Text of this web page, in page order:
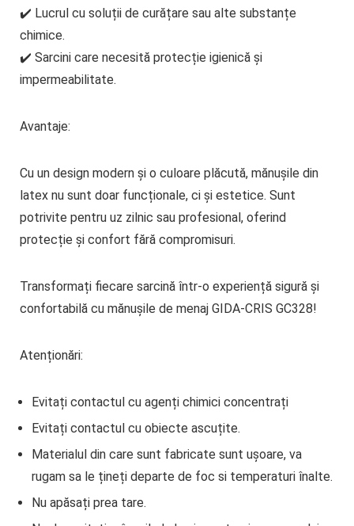
✔️ Lucrul cu soluții de curățare sau alte substanțe
chimice.
✔️ Sarcini care necesită protecție igienică și
impermeabilitate.
Avantaje:
Cu un design modern și o culoare plăcută, mănușile din
latex nu sunt doar funcționale, ci și estetice. Sunt
potrivite pentru uz zilnic sau profesional, oferind
protecție și confort fără compromisuri.
Transformați fiecare sarcină într-o experiență sigură și
confortabilă cu mănușile de menaj GIDA-CRIS GC328!
Atenționări:
Evitați contactul cu agenți chimici concentrați
Evitați contactul cu obiecte ascuțite.
Materialul din care sunt fabricate sunt ușoare, va
rugam sa le țineți departe de foc si temperaturi înalte.
Nu apăsați prea tare.